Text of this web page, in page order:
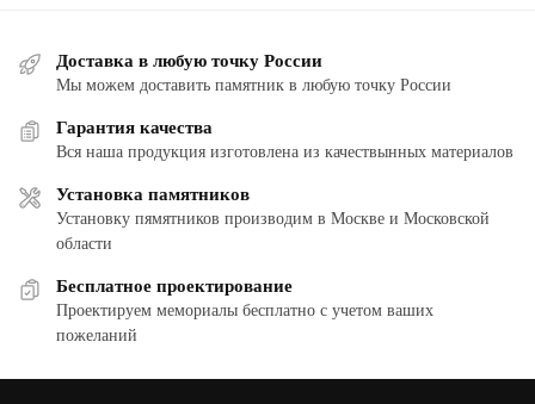
Доставка в любую точку России
Мы можем доставить памятник в любую точку России
Гарантия качества
Вся наша продукция изготовлена из качествынных материалов
Установка памятников
Установку пямятников производим в Москве и Московской
области
Бесплатное проектирование
Проектируем мемориалы бесплатно с учетом ваших
пожеланий